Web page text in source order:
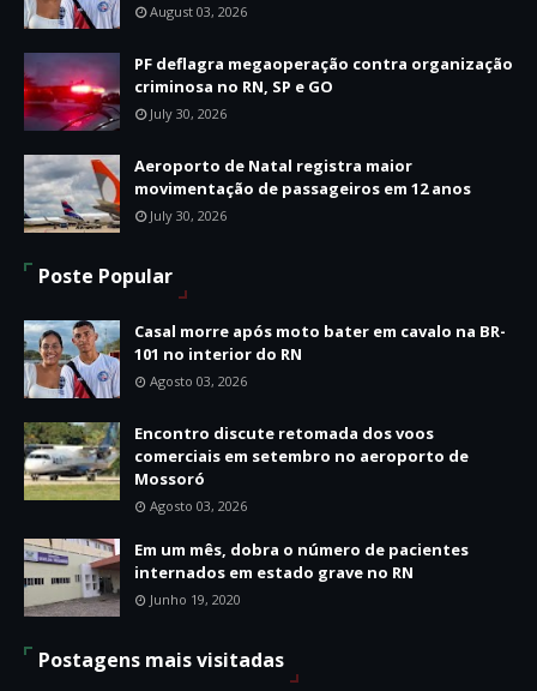
August 03, 2026
PF deflagra megaoperação contra organização
criminosa no RN, SP e GO
July 30, 2026
Aeroporto de Natal registra maior
movimentação de passageiros em 12 anos
July 30, 2026
Poste Popular
Casal morre após moto bater em cavalo na BR-
101 no interior do RN
Agosto 03, 2026
Encontro discute retomada dos voos
comerciais em setembro no aeroporto de
Mossoró
Agosto 03, 2026
Em um mês, dobra o número de pacientes
internados em estado grave no RN
Junho 19, 2020
Postagens mais visitadas